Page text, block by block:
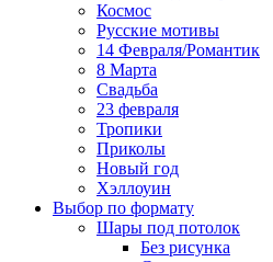
Космос
Русские мотивы
14 Февраля/Романтик
8 Марта
Свадьба
23 февраля
Тропики
Приколы
Новый год
Хэллоуин
Выбор по формату
Шары под потолок
Без рисунка